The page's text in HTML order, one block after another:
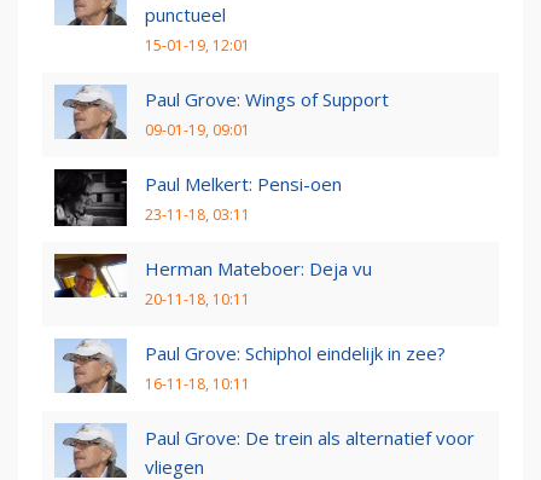
punctueel
15-01-19, 12:01
Paul Grove: Wings of Support
09-01-19, 09:01
Paul Melkert: Pensi-oen
23-11-18, 03:11
Herman Mateboer: Deja vu
20-11-18, 10:11
Paul Grove: Schiphol eindelijk in zee?
16-11-18, 10:11
Paul Grove: De trein als alternatief voor
vliegen